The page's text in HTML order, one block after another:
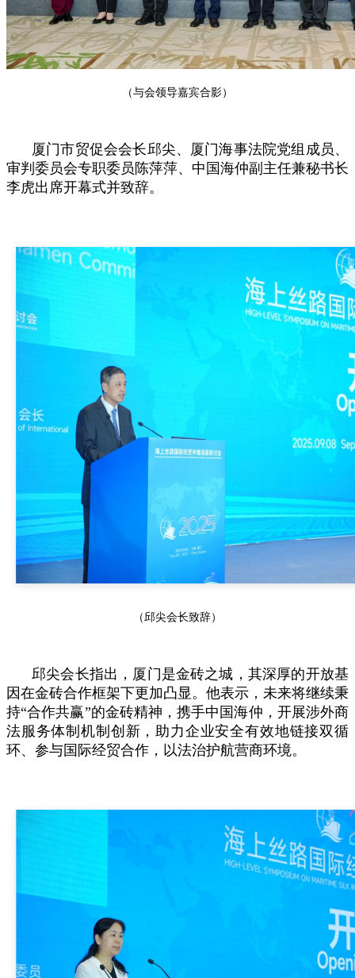
（与会领导嘉宾合影）
厦门市贸促会会长邱尖、厦门海事法院党组成员、
审判委员会专职委员陈萍萍、中国海仲副主任兼秘书长
李虎出席开幕式并致辞。
（邱尖会长致辞）
邱尖会长指出，厦门是金砖之城，其深厚的开放基
因在金砖合作框架下更加凸显。他表示，未来将继续秉
持“合作共赢”的金砖精神，携手中国海仲，开展涉外商
法服务体制机制创新，助力企业安全有效地链接双循
环、参与国际经贸合作，以法治护航营商环境。